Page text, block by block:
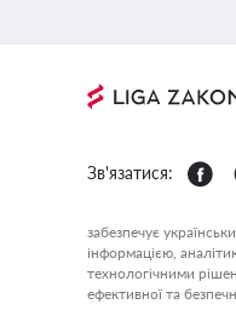
Зв'язатися:
забезпечує
інформацією,
технологічними
ефективної та